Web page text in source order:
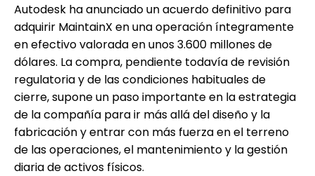
Autodesk ha anunciado un acuerdo definitivo para
adquirir MaintainX en una operación íntegramente
en efectivo valorada en unos 3.600 millones de
dólares. La compra, pendiente todavía de revisión
regulatoria y de las condiciones habituales de
cierre, supone un paso importante en la estrategia
de la compañía para ir más allá del diseño y la
fabricación y entrar con más fuerza en el terreno
de las operaciones, el mantenimiento y la gestión
diaria de activos físicos.